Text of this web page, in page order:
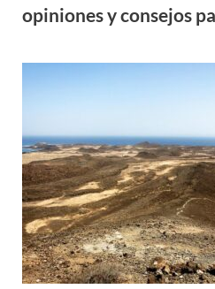
opiniones y consejos